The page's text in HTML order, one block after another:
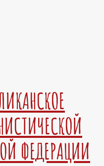
ФЕДЕРАЦИИ